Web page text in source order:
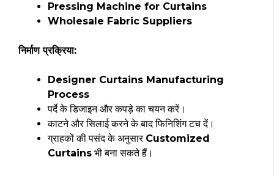
Pressing Machine for Curtains
Wholesale Fabric Suppliers
निर्माण प्रक्रिया:
Designer Curtains Manufacturing
Process
पर्दे के डिजाइन और कपड़े का चयन करें।
काटने और सिलाई करने के बाद फिनिशिंग टच दें।
ग्राहकों की पसंद के अनुसार Customized
Curtains भी बना सकते हैं।